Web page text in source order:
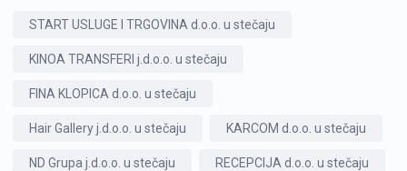
START USLUGE I TRGOVINA d.o.o. u stečaju
KINOA TRANSFERI j.d.o.o. u stečaju
FINA KLOPICA d.o.o. u stečaju
Hair Gallery j.d.o.o. u stečaju KARCOM d.o.o. u stečaju
ND Grupa j.d.o.o. u stečaju RECEPCIJA d.o.o. u stečaju